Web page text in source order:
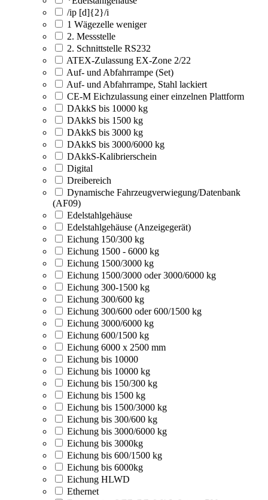
/ip [d]{2}/i
1 Wägezelle weniger
2. Messstelle
2. Schnittstelle RS232
ATEX-Zulassung EX-Zone 2/22
Auf- und Abfahrrampe (Set)
Auf- und Abfahrrampe, Stahl lackiert
CE-M Eichzulassung einer einzelnen Plattform
DAkkS bis 10000 kg
DAkkS bis 1500 kg
DAkkS bis 3000 kg
DAkkS bis 3000/6000 kg
DAkkS-Kalibrierschein
Digital
Dreibereich
Dynamische Fahrzeugverwiegung/Datenbank
(AF09)
Edelstahlgehäuse
Edelstahlgehäuse (Anzeigegerät)
Eichung 150/300 kg
Eichung 1500 - 6000 kg
Eichung 1500/3000 kg
Eichung 1500/3000 oder 3000/6000 kg
Eichung 300-1500 kg
Eichung 300/600 kg
Eichung 300/600 oder 600/1500 kg
Eichung 3000/6000 kg
Eichung 600/1500 kg
Eichung 6000 x 2500 mm
Eichung bis 10000
Eichung bis 10000 kg
Eichung bis 150/300 kg
Eichung bis 1500 kg
Eichung bis 1500/3000 kg
Eichung bis 300/600 kg
Eichung bis 3000/6000 kg
Eichung bis 3000kg
Eichung bis 600/1500 kg
Eichung bis 6000kg
Eichung HLWD
Ethernet